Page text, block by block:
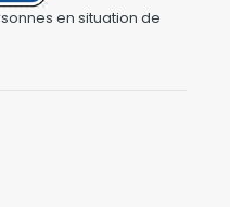
en situation de